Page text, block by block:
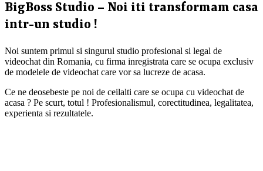
BigBoss Studio – Noi iti transformam casa
intr-un studio !
Noi suntem primul si singurul studio profesional si legal de
videochat din Romania, cu firma inregistrata care se ocupa exclusiv
de modelele de videochat care vor sa lucreze de acasa.
Ce ne deosebeste pe noi de ceilalti care se ocupa cu videochat de
acasa ? Pe scurt, totul ! Profesionalismul, corectitudinea, legalitatea,
experienta si rezultatele.